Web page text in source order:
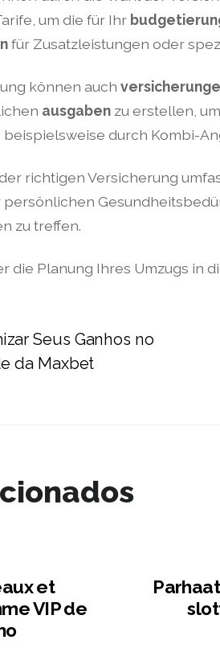
um die für Ihr
für Zusatzleistungen oder
können auch
ausgaben zu erstellen,
beispielsweise durch Kombi-
richtigen Versicherung
zu treffen.
die Planung Ihres Umzugs in
Seus Ganhos no
da Maxbet
et
VIP de